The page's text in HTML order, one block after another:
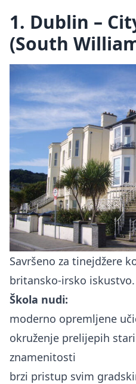
1. Dublin –
(South
Savršeno za tinejdžere
britansko-irsko iskustvo.
Škola nudi:
moderno opremljene
okruženje prelijepih
znamenitosti
brzi pristup svim